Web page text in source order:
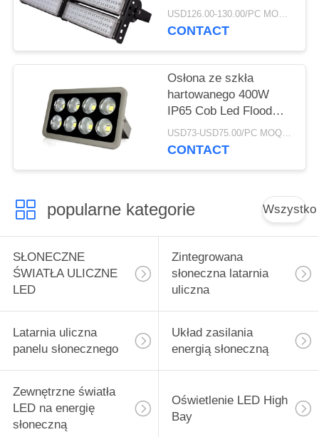
LED
USD126.00-130.00/PC MOQ:1 szt
CONTACT
Osłona ze szkła
hartowanego 400W
IP65 Cob Led Flood
Light
USD73-USD75.00/PC MOQ:5szt
CONTACT
popularne kategorie Wszystko
SŁONECZNE
ŚWIATŁA ULICZNE
LED
Zintegrowana
słoneczna latarnia
uliczna
Latarnia uliczna
panelu słonecznego
Układ zasilania
energią słoneczną
Zewnętrzne światła
LED na energię
słoneczną
Oświetlenie LED High
Bay